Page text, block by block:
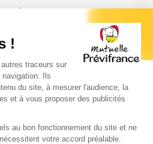
!
du
traceurs sur
navigation. Ils
du site, à mesurer l'audience, la
et à vous proposer des publicités
au bon fonctionnement du site et ne
votre accord préalable.
jours, on vous